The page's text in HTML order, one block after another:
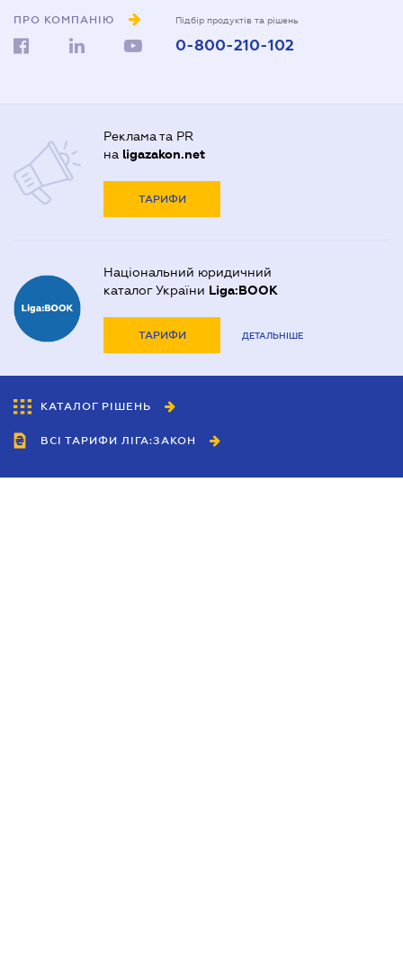
ПРО КОМПАНІЮ Підбір продуктів та рішень
0-800-210-102
Реклама та PR
на ligazakon.net
ТАРИФИ
Національний юридичний
каталог України Liga:BOOK
ТАРИФИ ДЕТАЛЬНІШЕ
КАТАЛОГ РІШЕНЬ
ВСІ ТАРИФИ ЛІГА:ЗАКОН